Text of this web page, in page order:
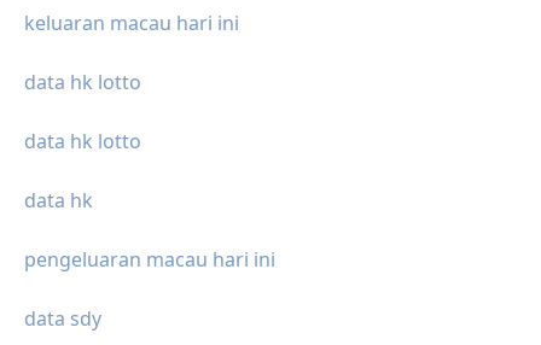
keluaran macau hari ini
data hk lotto
data hk lotto
data hk
pengeluaran macau hari ini
data sdy